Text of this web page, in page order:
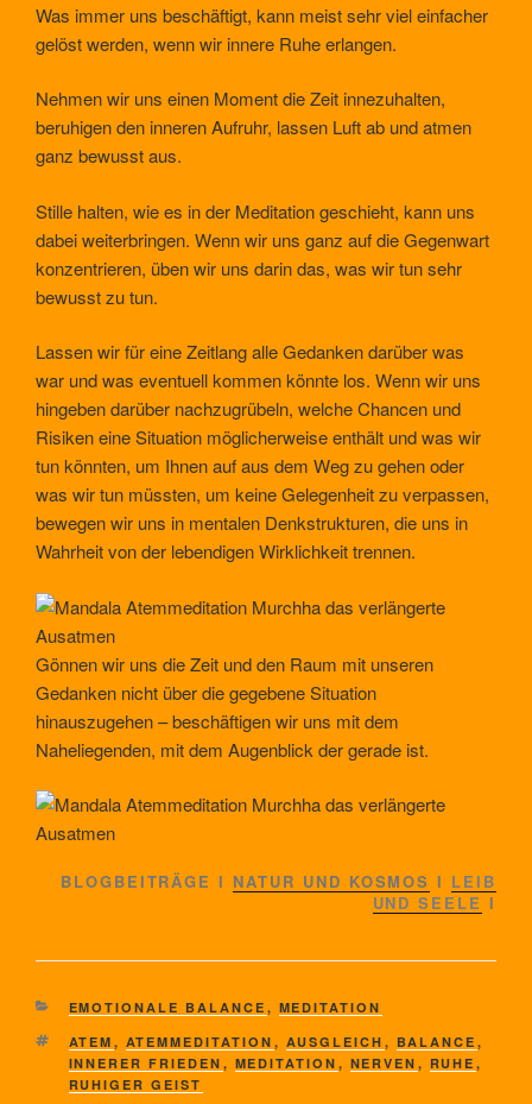
Was immer uns beschäftigt, kann meist sehr viel einfacher
gelöst werden, wenn wir innere Ruhe erlangen.
Nehmen wir uns einen Moment die Zeit innezuhalten,
beruhigen den inneren Aufruhr, lassen Luft ab und atmen
ganz bewusst aus.
Stille halten, wie es in der Meditation geschieht, kann uns
dabei weiterbringen. Wenn wir uns ganz auf die Gegenwart
konzentrieren, üben wir uns darin das, was wir tun sehr
bewusst zu tun.
Lassen wir für eine Zeitlang alle Gedanken darüber was
war und was eventuell kommen könnte los. Wenn wir uns
hingeben darüber nachzugrübeln, welche Chancen und
Risiken eine Situation möglicherweise enthält und was wir
tun könnten, um Ihnen auf aus dem Weg zu gehen oder
was wir tun müssten, um keine Gelegenheit zu verpassen,
bewegen wir uns in mentalen Denkstrukturen, die uns in
Wahrheit von der lebendigen Wirklichkeit trennen.
Gönnen wir uns die Zeit und den Raum mit unseren
Gedanken nicht über die gegebene Situation
hinauszugehen – beschäftigen wir uns mit dem
Naheliegenden, mit dem Augenblick der gerade ist.
BLOGBEITRÄGE I NATUR UND KOSMOS I LEIB
UND SEELE I
KATEGORIEN
EMOTIONALE BALANCE , MEDITATION
SCHLAGWÖRTER
ATEM , ATEMMEDITATION , AUSGLEICH , BALANCE ,
INNERER FRIEDEN , MEDITATION , NERVEN , RUHE ,
RUHIGER GEIST